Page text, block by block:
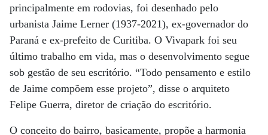
principalmente em rodovias, foi desenhado pelo
urbanista Jaime Lerner (1937-2021), ex-governador do
Paraná e ex-prefeito de Curitiba. O Vivapark foi seu
último trabalho em vida, mas o desenvolvimento segue
sob gestão de seu escritório. “Todo pensamento e estilo
de Jaime compõem esse projeto”, disse o arquiteto
Felipe Guerra, diretor de criação do escritório.
O conceito do bairro, basicamente, propõe a harmonia